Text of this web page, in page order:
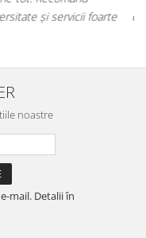
organizat și foarte util
noastre
mail. Detalii în